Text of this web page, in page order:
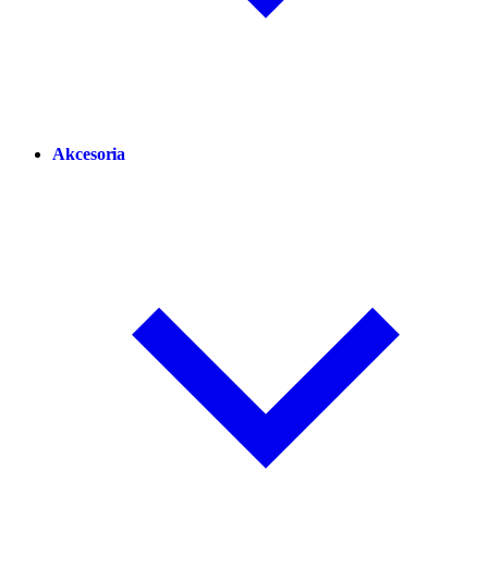
Akcesoria